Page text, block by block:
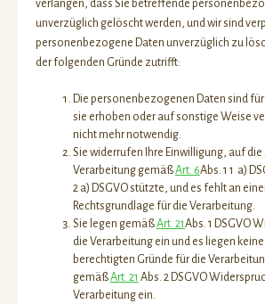
verlangen, dass Sie betreffende
unverzüglich gelöscht werden, und wir sind
personenbezogene Daten unverzüglich zu
der folgenden Gründe zutrifft:
Die personenbezogenen Daten sind
sie erhoben oder auf sonstige Weise
nicht mehr notwendig.
Sie widerrufen Ihre Einwilligung, auf die
Verarbeitung gemäßArt. 6Abs. 1 1 a)
2 a) DSGVO stützte, und es fehlt an
Rechtsgrundlage für die Verarbeitung.
Sie legen gemäßArt. 21Abs. 1 DSGVO
die Verarbeitung ein und es liegen
berechtigten Gründe für die
gemäßArt. 21 Abs. 2 DSGVO
Verarbeitung ein.